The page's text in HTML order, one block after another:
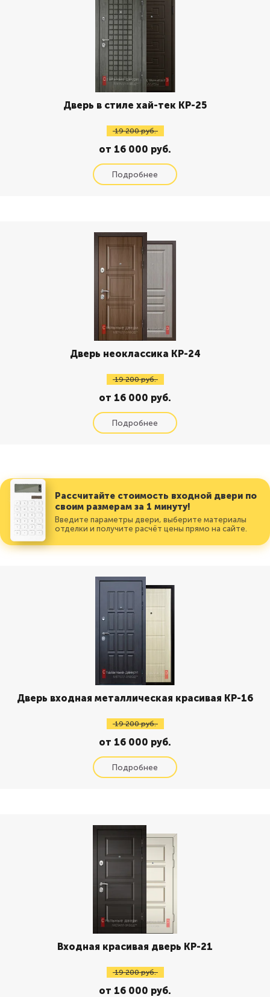
Дверь в стиле хай-тек КР-25
19 200 руб.
от 16 000 руб.
Дверь неоклассика КР-24
19 200 руб.
от 16 000 руб.
Рассчитайте стоимость входной двери по
своим размерам за 1 минуту!
Введите параметры двери, выберите материалы
отделки и получите расчёт цены прямо на сайте.
Дверь входная металлическая красивая КР-16
19 200 руб.
от 16 000 руб.
Входная красивая дверь КР-21
19 200 руб.
от 16 000 руб.